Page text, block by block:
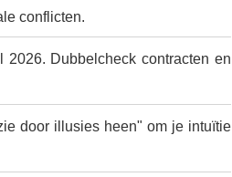
conflicten.
Dubbelcheck contracten en
door illusies heen" om je intuïtie